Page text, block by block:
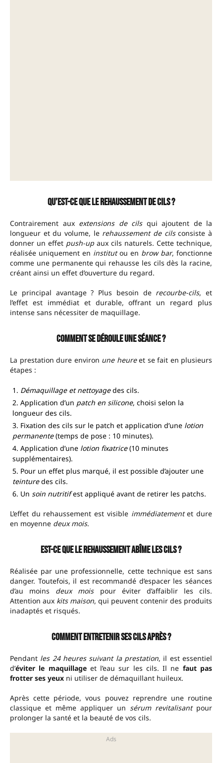
Qu’est-ce que le rehaussement de cils ?
Contrairement aux extensions de cilsqui ajoutent de la
longueur et du volume, le rehaussement de cilsconsiste à
donner un effet push-up aux cils naturels. Cette technique,
réalisée uniquement en institutou en brow bar, fonctionne
comme une permanente qui rehausse les cils dès la racine,
créant ainsi un effet d’ouverture du regard.
Le principal avantage ? Plus besoin de recourbe-cils, et
l’effet est immédiat et durable, offrant un regard plus
intense sans nécessiter de maquillage.
Comment se déroule une séance ?
La prestation dure environ une heureet se fait en plusieurs
étapes :
Démaquillage et nettoyagedes cils.
Application d’un patch en silicone, choisi selon la
longueur des cils.
Fixation des cils sur le patch et application d’une lotion
permanente(temps de pose : 10 minutes).
Application d’une lotion fixatrice(10 minutes
supplémentaires).
Pour un effet plus marqué, il est possible d’ajouter une
teinturedes cils.
Un soin nutritifest appliqué avant de retirer les patchs.
L’effet du rehaussement est visible immédiatementet dure
en moyenne deux mois.
Est-ce que le rehaussement abîme les cils ?
Réalisée par une professionnelle, cette technique est sans
danger. Toutefois, il est recommandé d’espacer les séances
d’au moins deux moispour éviter d’affaiblir les cils.
Attention aux kits maison, qui peuvent contenir des produits
inadaptés et risqués.
Comment entretenir ses cils après ?
Pendant les 24 heures suivant la prestation, il est essentiel
d’éviter le maquillageet l’eau sur les cils. Il ne faut pas
frotter ses yeux ni utiliser de démaquillant huileux.
Après cette période, vous pouvez reprendre une routine
classique et même appliquer un sérum revitalisantpour
prolonger la santé et la beauté de vos cils.